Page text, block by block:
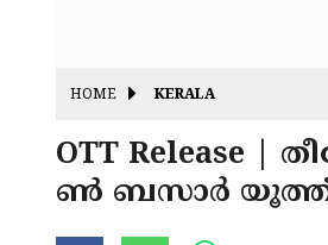
HOME KERALA
OTT Release |
ണ്‍ ബസാര്‍ യൂത്ത്'